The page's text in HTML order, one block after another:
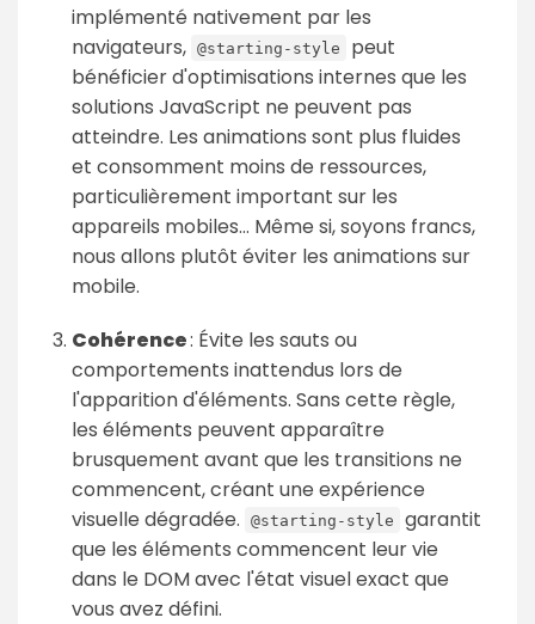
implémenté nativement par les
navigateurs, @starting-style
peut
bénéficier d'optimisations internes que les
solutions JavaScript ne peuvent pas
atteindre. Les animations sont plus fluides
et consomment moins de ressources,
particulièrement important sur les
appareils mobiles… Même si, soyons francs,
nous allons plutôt éviter les animations sur
mobile.
Cohérence: Évite les sauts ou
comportements inattendus lors de
l'apparition d'éléments. Sans cette règle,
les éléments peuvent apparaître
brusquement avant que les transitions ne
commencent, créant une expérience
visuelle dégradée.
@starting-style
garantit
que les éléments commencent leur vie
dans le DOM avec l'état visuel exact que
vous avez défini.